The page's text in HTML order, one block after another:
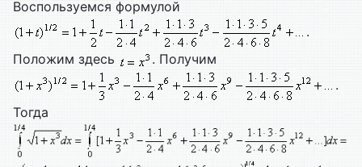
Воспользуемся формулой
.
Положим здесь
. Получим
.
Тогда